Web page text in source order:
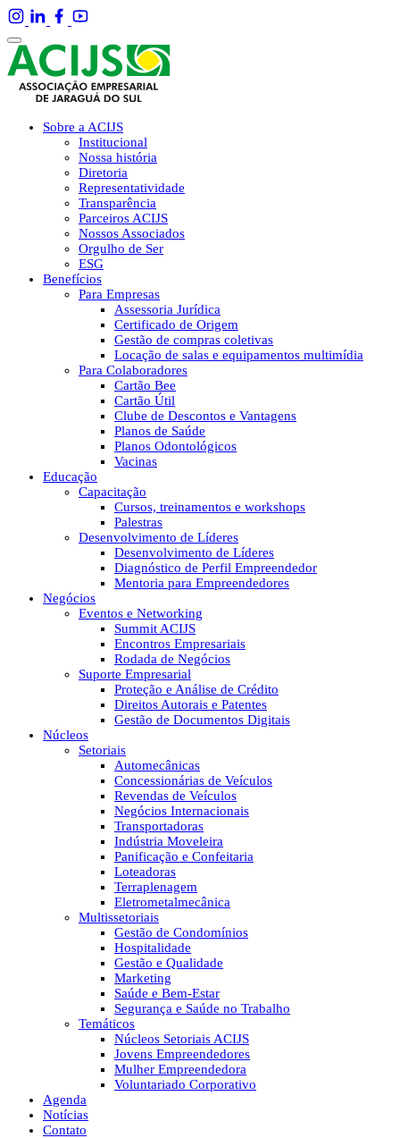
Sobre a ACIJS
Institucional
Nossa história
Diretoria
Representatividade
Transparência
Parceiros ACIJS
Nossos Associados
Orgulho de Ser
ESG
Benefícios
Para Empresas
Assessoria Jurídica
Certificado de Origem
Gestão de compras coletivas
Locação de salas e equipamentos multimídia
Para Colaboradores
Cartão Bee
Cartão Útil
Clube de Descontos e Vantagens
Planos de Saúde
Planos Odontológicos
Vacinas
Educação
Capacitação
Cursos, treinamentos e workshops
Palestras
Desenvolvimento de Líderes
Desenvolvimento de Líderes
Diagnóstico de Perfil Empreendedor
Mentoria para Empreendedores
Negócios
Eventos e Networking
Summit ACIJS
Encontros Empresariais
Rodada de Negócios
Suporte Empresarial
Proteção e Análise de Crédito
Direitos Autorais e Patentes
Gestão de Documentos Digitais
Núcleos
Setoriais
Automecânicas
Concessionárias de Veículos
Revendas de Veículos
Negócios Internacionais
Transportadoras
Indústria Moveleira
Panificação e Confeitaria
Loteadoras
Terraplenagem
Eletrometalmecânica
Multissetoriais
Gestão de Condomínios
Hospitalidade
Gestão e Qualidade
Marketing
Saúde e Bem-Estar
Segurança e Saúde no Trabalho
Temáticos
Núcleos Setoriais ACIJS
Jovens Empreendedores
Mulher Empreendedora
Voluntariado Corporativo
Agenda
Notícias
Contato